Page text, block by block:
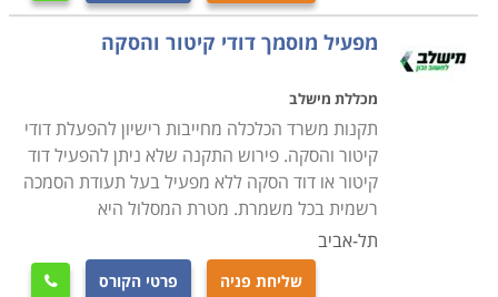
לימודי שרברבות בתל אביב, בירושלים, קורס
אינסטלציה בבאר שבע, חיפה ובערים גדולות נוספות.
מפעיל מוסמך דודי קיטור והסקה
מכללת מישלב
תקנות משרד הכלכלה מחייבות רישיון להפעלת דודי
קיטור והסקה. פירוש התקנה שלא ניתן להפעיל דוד
קיטור או דוד הסקה ללא מפעיל בעל תעודת הסמכה
רשמית בכל משמרת. מטרת המסלול היא
תל-אביב
שליחת פניה פרטי הקורס 